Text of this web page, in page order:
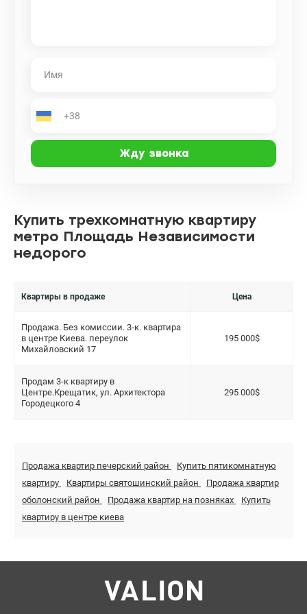
Купить трехкомнатную квартиру
метро Площадь Независимости
недорого
Квартиры в продаже Цена
Продажа. Без комиссии. 3-к. квартира
в центре Киева. переулок
Михайловский 17
195 000$
Продам 3-к квартиру в
Центре.Крещатик, ул. Архитектора
Городецкого 4
295 000$
Продажа квартир печерский район
Купить пятикомнатную
квартиру
Квартиры святошинский район
Продажа квартир
оболонский район
Продажа квартир на позняках
Купить
квартиру в центре киева